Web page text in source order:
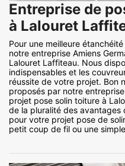
Entreprise de
à Lalouret
Pour une meilleure
notre entreprise Amiens
Lalouret Laffiteau. Nous
indispensables et les
réussite de votre projet. Bon
proposés par notre
projet pose solin toiture à
de la pluralité des
pour votre projet pose de
petit coup de fil ou une